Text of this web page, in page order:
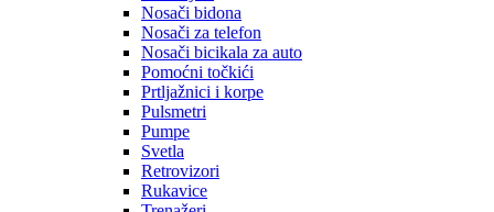
Nosači bidona
Nosači za telefon
Nosači bicikala za auto
Pomoćni točkići
Prtljažnici i korpe
Pulsmetri
Pumpe
Svetla
Retrovizori
Rukavice